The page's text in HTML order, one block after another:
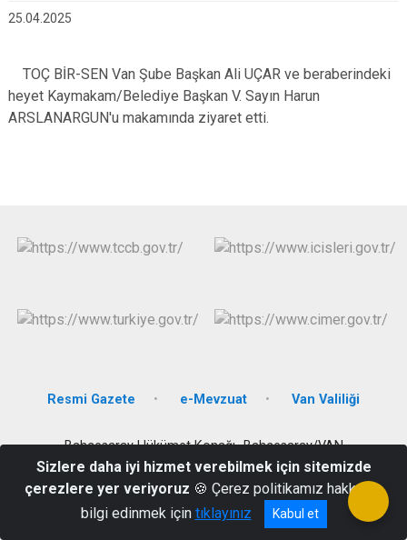
Erciş
25.04.2025
TOÇ BİR-SEN Van Şube Başkan Ali UÇAR ve beraberindeki
heyet Kaymakam/Belediye Başkan V. Sayın Harun
ARSLANARGUN'u makamında ziyaret etti.
Resmi Gazete e-Mevzuat Van Valiliği
Bahçesaray Hükümet Konağı- Bahçesaray/VAN
(0432) 751 21 04
Sizlere daha iyi hizmet verebilmek için sitemizde
çerezlere yer veriyoruz 🍪 Çerez politikamız hakkında
bilgi edinmek için tıklayınız Kabul et